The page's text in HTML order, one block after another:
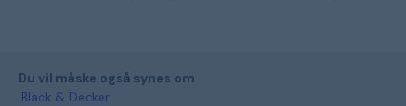
Du vil måske også synes om
Black & Decker